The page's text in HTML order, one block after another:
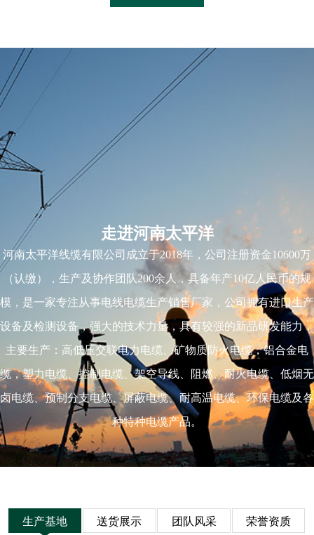
走进河南太平洋
河南太平洋线缆有限公司成立于2018年，公司注册资金10600万
（认缴），生产及协作团队200余人，具备年产10亿人民币的规
模，是一家专注从事电线电缆生产销售厂家，公司拥有进口生产
设备及检测设备，强大的技术力量，具有较强的新品研发能力，
主要生产：高低压交联电力电缆、矿物质防火电缆，铝合金电
缆，塑力电缆、控制电缆、架空导线、阻燃、耐火电缆、低烟无
卤电缆、预制分支电缆、屏蔽电缆、耐高温电缆、环保电缆及各
种特种电缆产品。
生产基地 送货展示 团队风采 荣誉资质